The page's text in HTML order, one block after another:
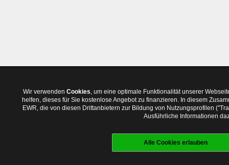
Wir verwenden Cookies, um eine optimale Funktionalität unserer
helfen, dieses für Sie kostenlose Angebot zu finanzieren. In diesem
EWR, die von diesen Drittanbietern zur Bildung von Nutzungsprofilen
Ausführliche Informationen
Alle Cookies erlauben